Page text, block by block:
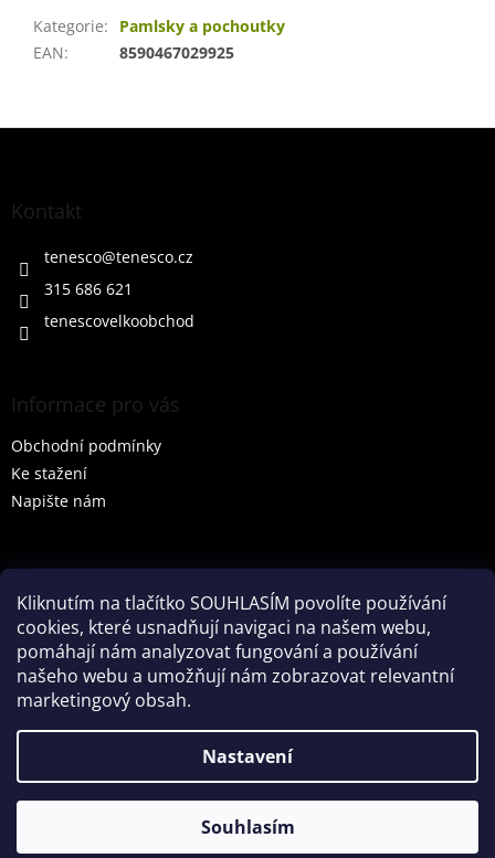
Kliknutím na tlačítko SOUHLASÍM povolíte používání
cookies, které usnadňují navigaci na našem webu,
pomáhají nám analyzovat fungování a používání
našeho webu a umožňují nám zobrazovat relevantní
marketingový obsah.
Nastavení
Souhlasím
Kategorie:
Pamlsky a pochoutky
EAN: 8590467029925
Z
Kontakt
tenesco@tenesco.cz
315 686 621
tenescovelkoobchod
Informace pro vás
Obchodní podmínky
Ke stažení
Napište nám
HLEDAT
Partner: Mega Creative
Tenesco s.r.o.. Všechna práva vyhrazena.